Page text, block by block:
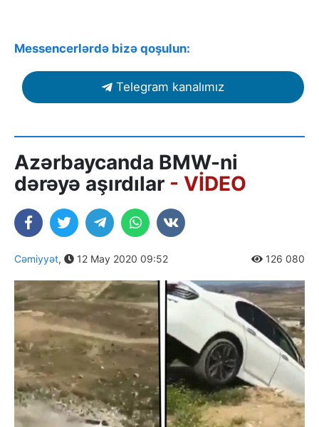
Messencerlərdə bizə qoşulun:
Telegram kanalımız
Azərbaycanda BMW-ni
dərəyə aşırdılar - VİDEO
Cəmiyyət, 12 May 2020 09:52 126 080